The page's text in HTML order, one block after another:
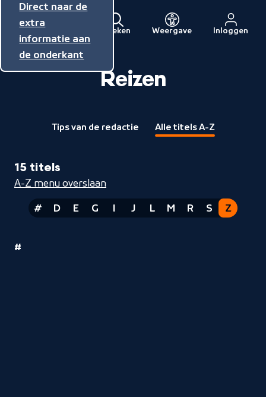
Direct naar de
inhoud
Direct naar de
hoofdnavigatie
Direct naar de
extra
informatie aan
de onderkant
Menu
Naar
de
beginpagina
Zoeken Weergave Inloggen
Reizen
Tips van de redactie Alle titels A-Z
15 titels
A-Z menu overslaan
#
Nummers
D E G I J L M R S Z
1
#